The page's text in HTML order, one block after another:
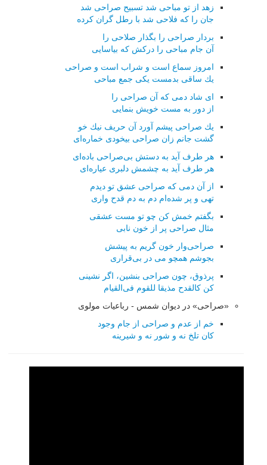
زهد از تو مباحی شد تسبیح صراحی شد
جان را كه فلاحی شد با رطل گران كرده
بردار صراحی را بگذار صلاحی را
آن جام مباحی را دركش كه بیاسایی
امروز سماع است و شراب است و صراحی
یك ساقی بدمست یكی جمع مباحی
ای شاد دمی كه آن صراحی را
از دور به مست خویش بنمایی
یك صراحی پیشم آورد آن حریف نیك خو
گشت جانم زان صراحی بیخودی خماره‌ای
هر طرف آید به دستش بی‌صراحی باده‌ای
هر طرف آید به چشمش دلبری عیاره‌ای
از آن دمی كه صراحی عشق تو دیدم
تهی و پر شده‌ام دم به دم قدح واری
بگفتم خمش كن چو تو مست عشقی
مثال صراحی پر از خون نابی
صراحی‌وار خون گریم به پیشش
بجوشم همچو می در بی‌قراری
پرذوق، چون صراحی بنشین، اگر نشینی
كن كالقدح مذیقا للقوم فی‌القیام
«صراحی» در دیوان شمس - رباعیات مولوی
خم از عدم و صراحی از جام وجود
کان تلخ نه و شور نه و شیرینه